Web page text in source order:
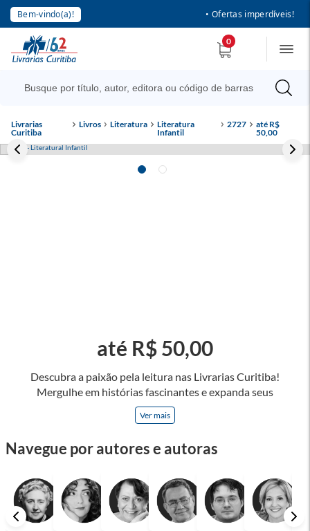
Bem-vindo(a)! • Ofertas imperdíveis!
0
Livrarias
Curitiba
Livros Literatura
Literatura
Infantil
2727
até R$
50,00
Descubra a paixão pela leitura nas Livrarias Curitiba!
Mergulhe em histórias fascinantes e expanda seus
horizontes, onde cada página é uma porta para novos
universos e perspectivas. Ler nos permite viajar sem sair do
e tenha a oportunidade de alcançar o seu crescimento
passe um tempo no mundo da imaginação! A leitura
transforma vidas e estamos aqui para ajudar a transformar a
sua! Tenha certeza, temos o livro perfeito para você!
Ver mais
até R$ 50,00
Navegue por autores e autoras